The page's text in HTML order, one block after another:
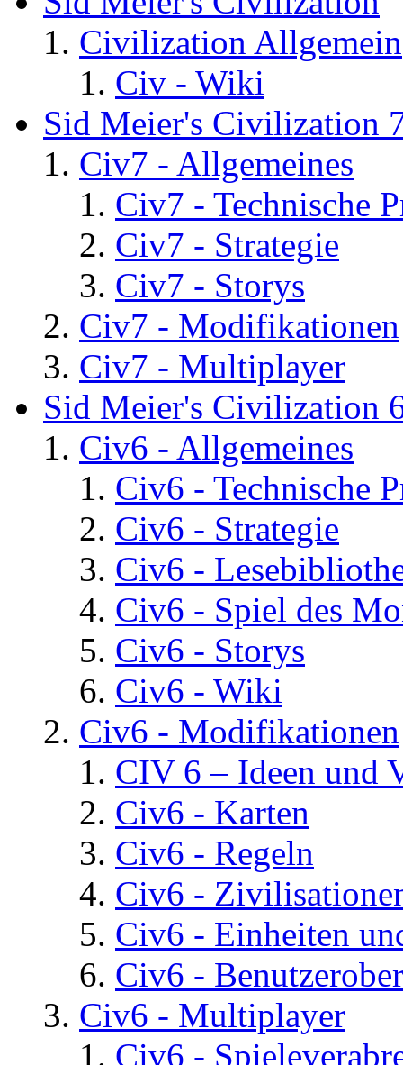
Civilization Allgemein
Civ - Wiki
Sid Meier's Civilization
Civ7 - Allgemeines
Civ7 - Technische
Civ7 - Strategie
Civ7 - Storys
Civ7 - Modifikationen
Civ7 - Multiplayer
Sid Meier's Civilization
Civ6 - Allgemeines
Civ6 - Technische
Civ6 - Strategie
Civ6 -
Civ6 - Spiel des
Civ6 - Storys
Civ6 - Wiki
Civ6 - Modifikationen
CIV 6 – Ideen und
Civ6 - Karten
Civ6 - Regeln
Civ6 -
Civ6 - Einheiten
Civ6 -
Civ6 - Multiplayer
Civ6 -